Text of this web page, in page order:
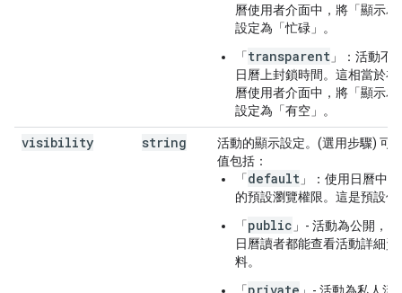
曆使用者介面中，將「顯示為
設定為「忙碌」
。
「transparent 」：活動不
日曆上封鎖時間。這相當於在
曆使用者介面中，將「顯示為
設定為「有空」
。
visibility string
活動的顯示設定。(選用步驟) 可
值包括：
「default 」：使用日曆中
的預設瀏覽權限。這是預設值
「public 」- 活動為公開，
日曆讀者都能查看活動詳細資
料。